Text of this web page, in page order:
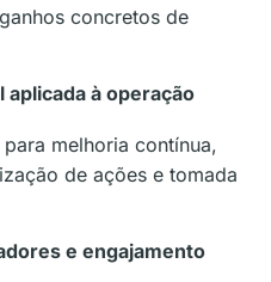
concretos de
à operação
melhoria contínua,
de ações e tomada
e engajamento